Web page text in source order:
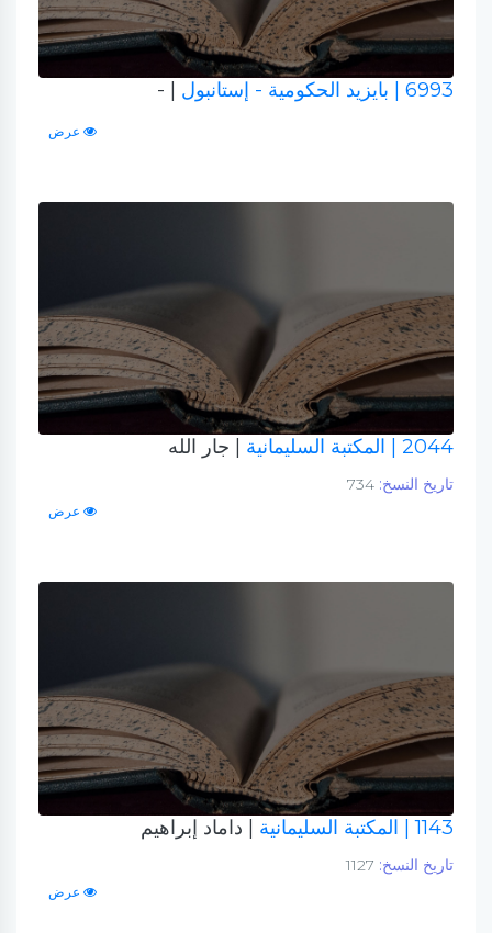
6993 | بايزيد الحكومية - إستانبول | -
عرض
2044 | المكتبة السليمانية | جار الله
تاريخ النسخ:
عرض
1143 | المكتبة السليمانية | داماد إبراهيم
تاريخ النسخ:
عرض